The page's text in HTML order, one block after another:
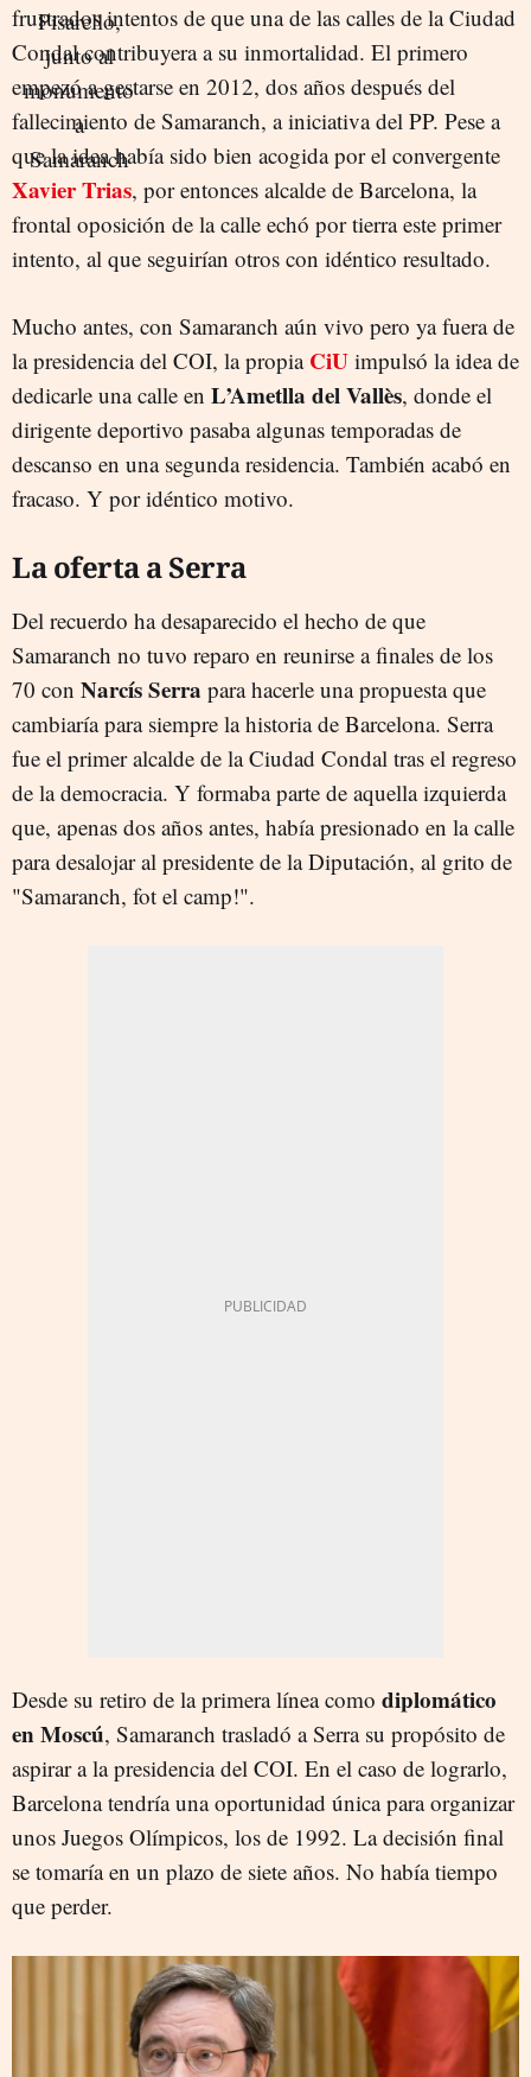
frustrados intentos de que una de las calles de la Ciudad
Condal contribuyera a su inmortalidad. El primero
empezó a gestarse en 2012, dos años después del
fallecimiento de Samaranch, a iniciativa del PP. Pese a
que la idea había sido bien acogida por el convergente
Xavier Trias, por entonces alcalde de Barcelona, la
frontal oposición de la calle echó por tierra este primer
intento, al que seguirían otros con idéntico resultado.
Mucho antes, con Samaranch aún vivo pero ya fuera de
la presidencia del COI, la propia CiU impulsó la idea de
dedicarle una calle en L’Ametlla del Vallès, donde el
dirigente deportivo pasaba algunas temporadas de
descanso en una segunda residencia. También acabó en
fracaso. Y por idéntico motivo.
La oferta a Serra
Del recuerdo ha desaparecido el hecho de que
Samaranch no tuvo reparo en reunirse a finales de los
70 con Narcís Serra para hacerle una propuesta que
cambiaría para siempre la historia de Barcelona. Serra
fue el primer alcalde de la Ciudad Condal tras el regreso
de la democracia. Y formaba parte de aquella izquierda
que, apenas dos años antes, había presionado en la calle
para desalojar al presidente de la Diputación, al grito de
"Samaranch, fot el camp!".
Desde su retiro de la primera línea como diplomático
en Moscú, Samaranch trasladó a Serra su propósito de
aspirar a la presidencia del COI. En el caso de lograrlo,
Barcelona tendría una oportunidad única para organizar
unos Juegos Olímpicos, los de 1992. La decisión final
se tomaría en un plazo de siete años. No había tiempo
que perder.